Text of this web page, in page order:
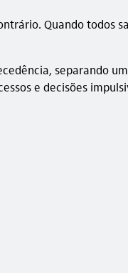
Quando todos
separando
e decisões